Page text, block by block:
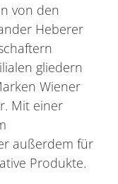
von den
Heberer
gliedern
Wiener
Mit einer
außerdem für
Produkte.